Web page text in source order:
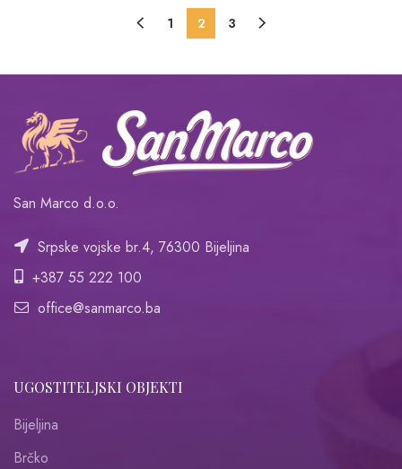
1 2 3
San Marco d.o.o.
Srpske vojske br.4, 76300 Bijeljina
+387 55 222 100
office@sanmarco.ba
UGOSTITELJSKI OBJEKTI
Bijeljina
Brčko